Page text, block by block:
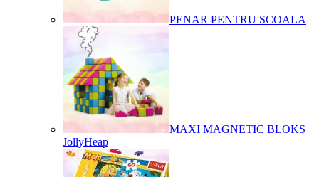
PENAR PENTRU SCOALA
MAXI MAGNETIC BLOKS
JollyHeap